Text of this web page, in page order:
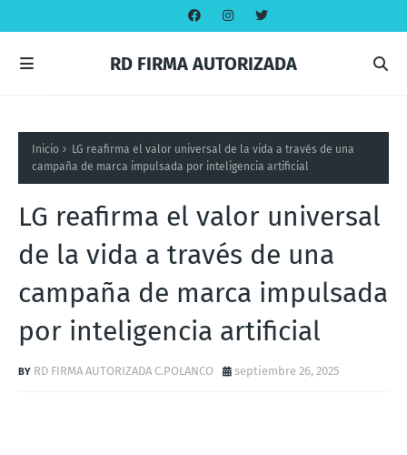
RD FIRMA AUTORIZADA
Inicio
LG reafirma el valor universal de la vida a través de una
campaña de marca impulsada por inteligencia artificial
LG reafirma el valor universal
de la vida a través de una
campaña de marca impulsada
por inteligencia artificial
RD FIRMA AUTORIZADA C.POLANCO septiembre 26, 2025